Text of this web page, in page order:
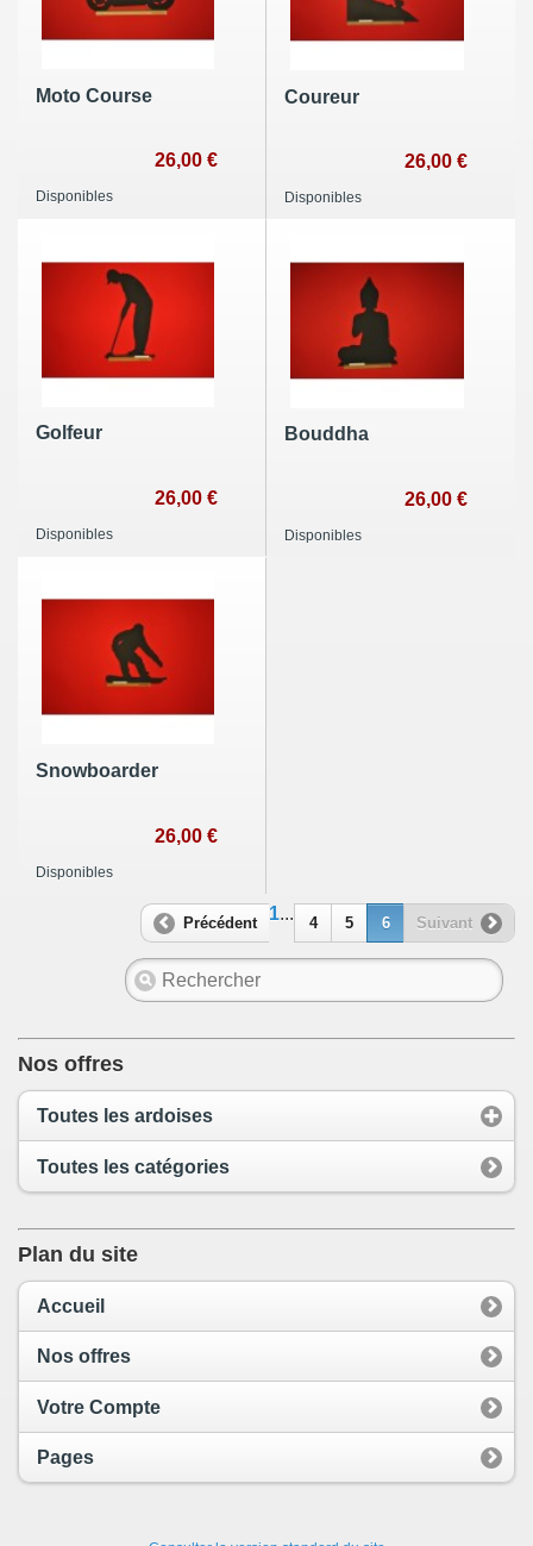
Moto Course
26,00 €
Disponibles
Coureur
26,00 €
Disponibles
Golfeur
26,00 €
Disponibles
Bouddha
26,00 €
Disponibles
Snowboarder
26,00 €
Disponibles
Précédent
1...
4 5 6 Suivant
Nos offres
Toutes les ardoises
Toutes les catégories
Plan du site
Accueil
Nos offres
Votre Compte
Pages